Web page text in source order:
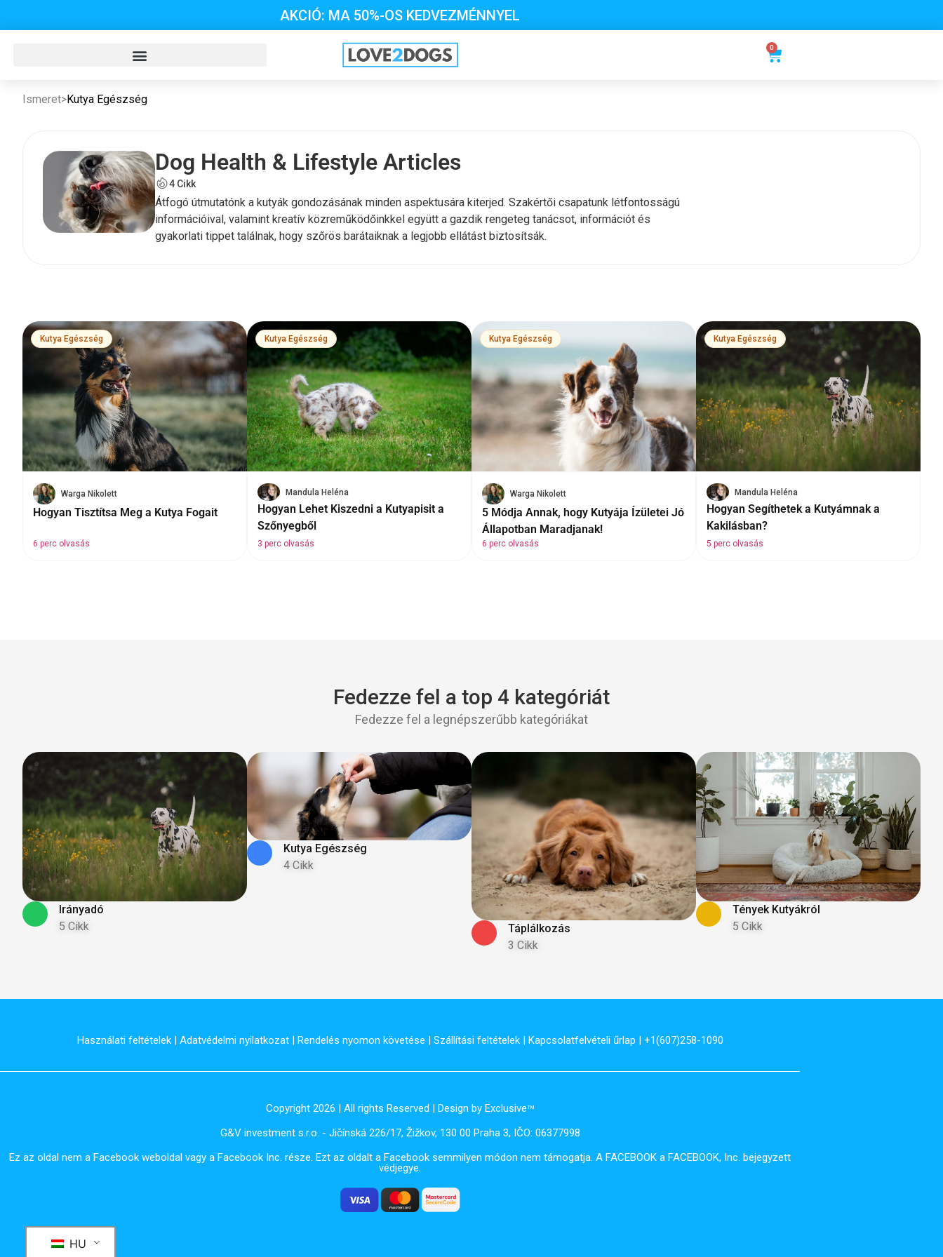
AKCIÓ: MA 50%-OS KEDVEZMÉNNYEL
0
Ismeret>Kutya Egészség
Dog Health & Lifestyle Articles
4 Cikk
Átfogó útmutatónk a kutyák gondozásának minden aspektusára kiterjed. Szakértői csapatunk létfontosságú
információival, valamint kreatív közreműködőinkkel együtt a gazdik rengeteg tanácsot, információt és
gyakorlati tippet találnak, hogy szőrös barátaiknak a legjobb ellátást biztosítsák.
Kutya Egészség
Warga Nikolett
Hogyan Tisztítsa Meg a Kutya Fogait
6 perc olvasás
Kutya Egészség
Mandula Heléna
Hogyan Lehet Kiszedni a Kutyapisit a
Szőnyegből
3 perc olvasás
Kutya Egészség
Warga Nikolett
5 Módja Annak, hogy Kutyája Ízületei Jó
Állapotban Maradjanak!
6 perc olvasás
Kutya Egészség
Mandula Heléna
Hogyan Segíthetek a Kutyámnak a
Kakilásban?
5 perc olvasás
Fedezze fel a top 4 kategóriát
Fedezze fel a legnépszerűbb kategóriákat
Irányadó
5 Cikk
Kutya Egészség
4 Cikk
Táplálkozás
3 Cikk
Tények Kutyákról
5 Cikk
Használati feltételek| Adatvédelmi nyilatkozat| Rendelés nyomon követése | Szállítási feltételek| Kapcsolatfelvételi űrlap | +1(607)258-1090
Copyright 2026 | All rights Reserved | Design by ExclusiveTM
G&V investment s.r.o. - Jičínská 226/17, Žižkov, 130 00 Praha 3, IČO: 06377998
Ez az oldal nem a Facebook weboldal vagy a Facebook Inc. része. Ezt az oldalt a Facebook semmilyen módon nem támogatja. A FACEBOOK a FACEBOOK, Inc. bejegyzett
védjegye.
HU